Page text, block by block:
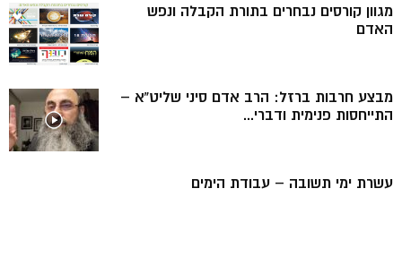
מגוון קורסים נבחרים בתורת הקבלה ונפש
האדם
מבצע חרבות ברזל: הרב אדם סיני שליט”א –
התייחסות פנימית ודברי...
עשרת ימי תשובה – עבודת הימים